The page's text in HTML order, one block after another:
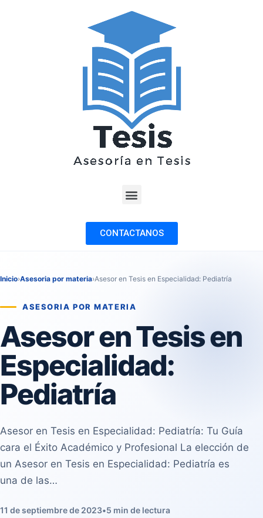
CONTACTANOS
Inicio›Asesoria por materia›Asesor en Tesis en Especialidad: Pediatría
ASESORIA POR MATERIA
Asesor en Tesis en
Especialidad:
Pediatría
Asesor en Tesis en Especialidad: Pediatría: Tu Guía
cara el Éxito Académico y Profesional La elección de
un Asesor en Tesis en Especialidad: Pediatría es
una de las…
11 de septiembre de 2023•5 min de lectura